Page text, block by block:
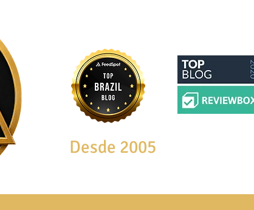
Desde 2005